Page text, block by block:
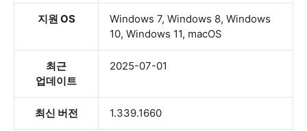
지원 OS
Windows 7, Windows 8, Windows
10, Windows 11, macOS
최근
업데이트
2025-07-01
최신 버전 1.339.1660